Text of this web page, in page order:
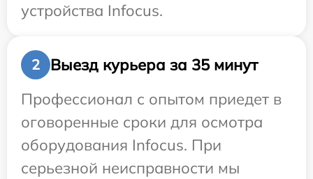
устройства Infocus.
2
Выезд курьера за 35 минут
Профессионал с опытом приедет в
оговоренные сроки для осмотра
оборудования Infocus. При
серьезной неисправности мы